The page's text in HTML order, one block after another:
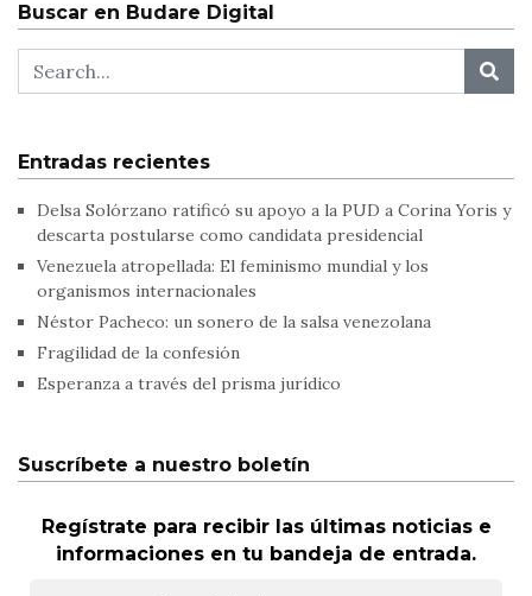
Buscar en Budare Digital
Entradas recientes
Delsa Solórzano ratificó su apoyo a la PUD a Corina Yoris y
descarta postularse como candidata presidencial
Venezuela atropellada: El feminismo mundial y los
organismos internacionales
Néstor Pacheco: un sonero de la salsa venezolana
Fragilidad de la confesión
Esperanza a través del prisma jurídico
Suscríbete a nuestro boletín
Regístrate para recibir las últimas noticias e
informaciones en tu bandeja de entrada.